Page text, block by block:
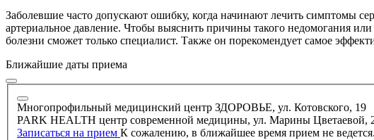
Заболевшие часто допускают ошибку, когда начинают лечить симптомы
артериальное давление. Чтобы выяснить причины такого недомогания
болезни сможет только специалист. Также он порекомендует самое
Ближайшие даты приема
Многопрофильный медицинский центр ЗДОРОВЬЕ, ул. Котовского, 19
PARK HEALTH центр современной медицины, ул. Марины Цветаевой,
Записаться на прием К сожалению, в ближайшее время прием не ведется.